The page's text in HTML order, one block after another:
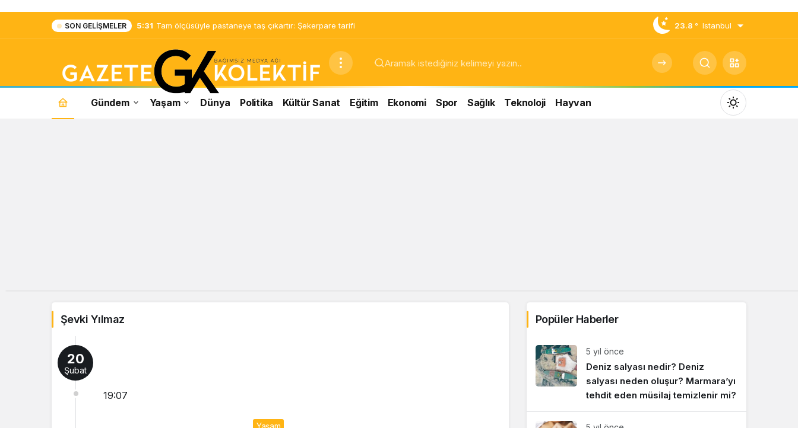
SON GELIŞMELER 5:31 Tam ölçüsüyle pastaneye taş çıkartır: Şekerpare tarifi 23.8 ° Istanbul
Şevki
Gündem Yaşam Dünya Politika Kültür Sanat Eğitim Ekonomi Spor Sağlık Teknoloji Hayvan
Mod
değiştir
Şevki Yılmaz
20
Şubat
19:07
Yaşam
Popüler Haberler
5 yıl önce
Deniz salyası nedir? Deniz
salyası neden oluşur? Marmara’yı
tehdit eden müsilaj temizlenir mi?